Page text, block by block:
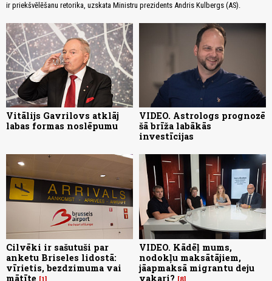
ir priekšvēlēšanu retorika, uzskata Ministru prezidents Andris Kulbergs (AS).
Vitālijs Gavrilovs atklāj
labas formas noslēpumu
VIDEO. Astrologs prognozē
šā brīža labākās
investīcijas
Cilvēki ir sašutuši par
anketu Briseles lidostā:
vīrietis, bezdzimuma vai
mātīte
1
VIDEO. Kādēļ mums,
nodokļu maksātājiem,
jāapmaksā migrantu deju
vakari?
8